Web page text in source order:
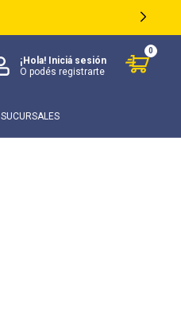
¡Hola! Iniciá sesión
O podés registrarte
0
SUCURSALES